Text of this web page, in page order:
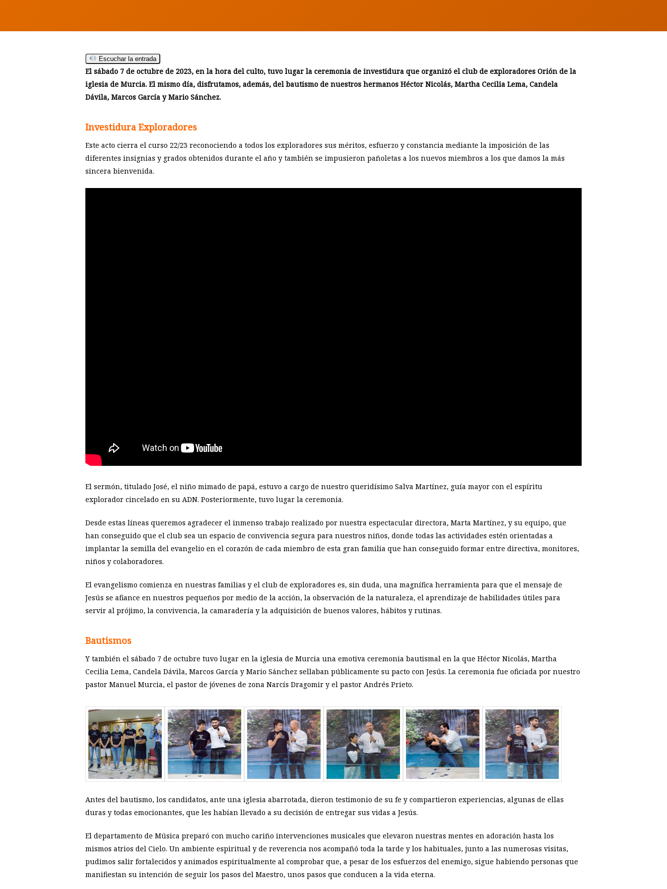
Escuchar la entrada
El sábado 7 de octubre de 2023, en la hora del culto, tuvo lugar la ceremonia de investidura que organizó el club de exploradores Orión de la
iglesia de Murcia. El mismo día, disfrutamos, además, del bautismo de nuestros hermanos Héctor Nicolás, Martha Cecilia Lema, Candela
Dávila, Marcos García y Mario Sánchez.
Investidura Exploradores
Este acto cierra el curso 22/23 reconociendo a todos los exploradores sus méritos, esfuerzo y constancia mediante la imposición de las
diferentes insignias y grados obtenidos durante el año y también se impusieron pañoletas a los nuevos miembros a los que damos la más
sincera bienvenida.
El sermón, titulado José, el niño mimado de papá, estuvo a cargo de nuestro queridísimo Salva Martínez, guía mayor con el espíritu
explorador cincelado en su ADN. Posteriormente, tuvo lugar la ceremonia.
Desde estas líneas queremos agradecer el inmenso trabajo realizado por nuestra espectacular directora, Marta Martínez, y su equipo, que
han conseguido que el club sea un espacio de convivencia segura para nuestros niños, donde todas las actividades estén orientadas a
implantar la semilla del evangelio en el corazón de cada miembro de esta gran familia que han conseguido formar entre directiva, monitores,
niños y colaboradores.
El evangelismo comienza en nuestras familias y el club de exploradores es, sin duda, una magnífica herramienta para que el mensaje de
Jesús se afiance en nuestros pequeños por medio de la acción, la observación de la naturaleza, el aprendizaje de habilidades útiles para
servir al prójimo, la convivencia, la camaradería y la adquisición de buenos valores, hábitos y rutinas.
Bautismos
Y también el sábado 7 de octubre tuvo lugar en la iglesia de Murcia una emotiva ceremonia bautismal en la que Héctor Nicolás, Martha
Cecilia Lema, Candela Dávila, Marcos García y Mario Sánchez sellaban públicamente su pacto con Jesús. La ceremonia fue oficiada por nuestro
pastor Manuel Murcia, el pastor de jóvenes de zona Narcís Dragomir y el pastor Andrés Prieto.
Antes del bautismo, los candidatos, ante una iglesia abarrotada, dieron testimonio de su fe y compartieron experiencias, algunas de ellas
duras y todas emocionantes, que les habían llevado a su decisión de entregar sus vidas a Jesús.
El departamento de Música preparó con mucho cariño intervenciones musicales que elevaron nuestras mentes en adoración hasta los
mismos atrios del Cielo. Un ambiente espiritual y de reverencia nos acompañó toda la tarde y los habituales, junto a las numerosas visitas,
pudimos salir fortalecidos y animados espiritualmente al comprobar que, a pesar de los esfuerzos del enemigo, sigue habiendo personas que
manifiestan su intención de seguir los pasos del Maestro, unos pasos que conducen a la vida eterna.